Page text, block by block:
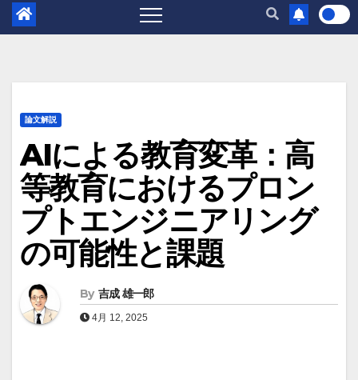
論文解説
AIによる教育変革：高
等教育におけるプロン
プトエンジニアリング
の可能性と課題
By 吉成 雄一郎
4月 12, 2025